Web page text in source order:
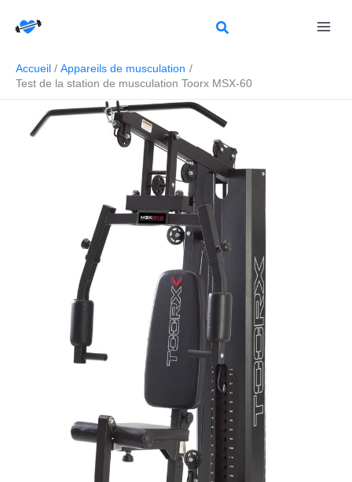
Accueil
Appareils de musculation
Test de la station de musculation Toorx MSX-60